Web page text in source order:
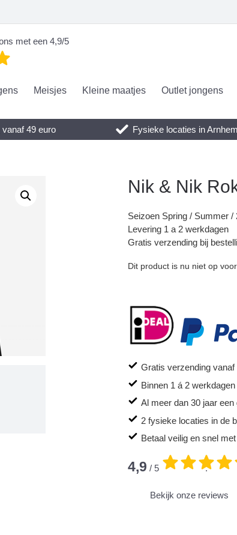
met een 4,9/5
Meisjes Kleine maatjes Outlet jongens
49 euro Fysieke locaties in
Nik & Nik
Seizoen Spring / Summer /
Levering 1 a 2 werkdagen
Gratis verzending bij
Dit product is nu niet op
Gratis verzending vanaf
Binnen 1 á 2
Al meer dan 30 jaar
2 fysieke locaties in de
Betaal veilig en snel
4,9 / 5 .
Bekijk onze reviews